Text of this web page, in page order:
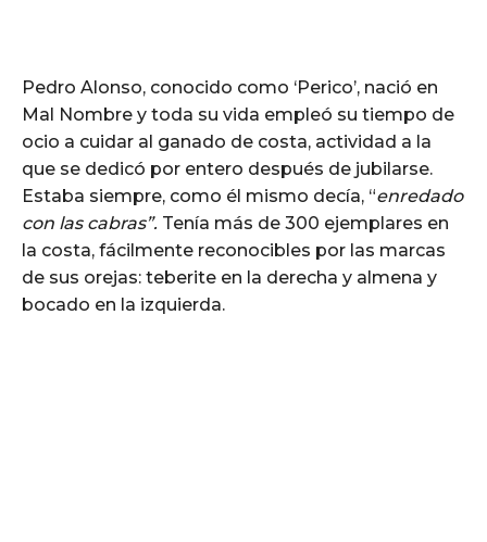
Pedro Alonso, conocido como ‘Perico’, nació en
Mal Nombre y toda su vida empleó su tiempo de
ocio a cuidar al ganado de costa, actividad a la
que se dedicó por entero después de jubilarse.
Estaba siempre, como él mismo decía, “enredado
con las cabras”. Tenía más de 300 ejemplares en
la costa, fácilmente reconocibles por las marcas
de sus orejas: teberite en la derecha y almena y
bocado en la izquierda.